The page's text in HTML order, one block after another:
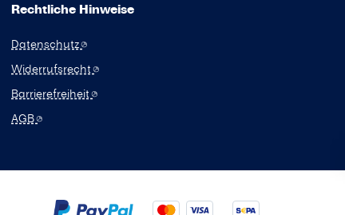
Rechtliche Hinweise
Datenschutz
Widerrufsrecht
Barrierefreiheit
AGB